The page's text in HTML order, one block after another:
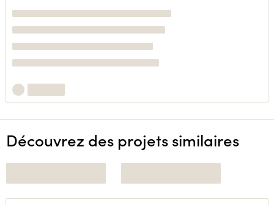
Découvrez des projets similaires